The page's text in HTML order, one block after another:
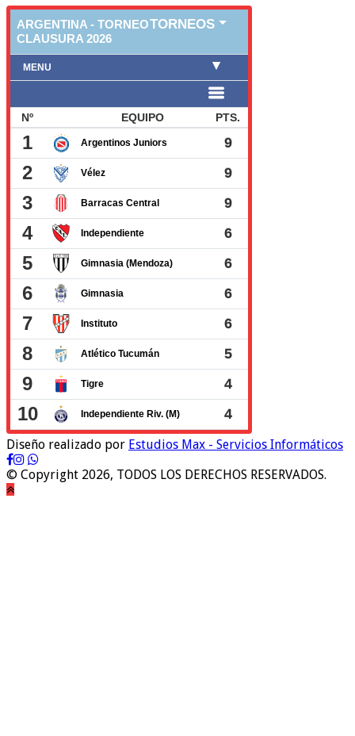
Diseño realizado por Estudios Max - Servicios Informáticos
© Copyright 2026, TODOS LOS DERECHOS RESERVADOS.